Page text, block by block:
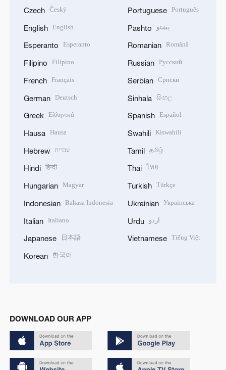
Czech Český
English English
Esperanto Esperanto
Filipino Filipino
French Français
German Deutsch
Greek Ελληνικά
Hausa Hausa
Hebrew עברית
Hindi हिन्दी
Hungarian Magyar
Indonesian Bahasa Indonesia
Italian Italiano
Japanese 日本語
Korean 한국어
Portuguese Português
Pashto پښتو
Romanian Română
Russian Русский
Serbian Српски
Sinhala සිංහල
Spanish Español
Swahili Kiswahili
Tamil தமிழ்
Thai ไทย
Turkish Türkçe
Ukrainian Українська
Urdu اردو
Vietnamese Tiếng Việt
DOWNLOAD OUR APP